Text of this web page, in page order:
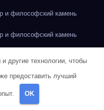
и философский камень
и философский камень
и философский камень
колец
другие технологии, чтобы
предоставить лучший
OK